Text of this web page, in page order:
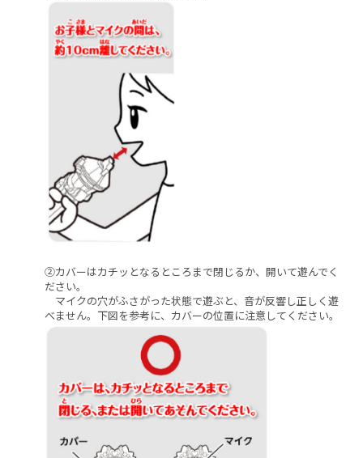
②カバーはカチッとなるところまで閉じるか、開いて遊んでく
ださい。
マイクの穴がふさがった状態で遊ぶと、音が反響し正しく遊
べません。下図を参考に、カバーの位置に注意してください。